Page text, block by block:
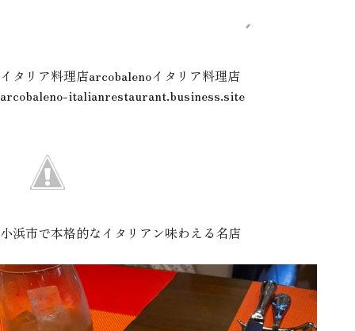
イタリア料理店arcobalenoイタリア料理店
arcobaleno-italianrestaurant.business.site
小浜市で本格的なイタリアン味わえる名店